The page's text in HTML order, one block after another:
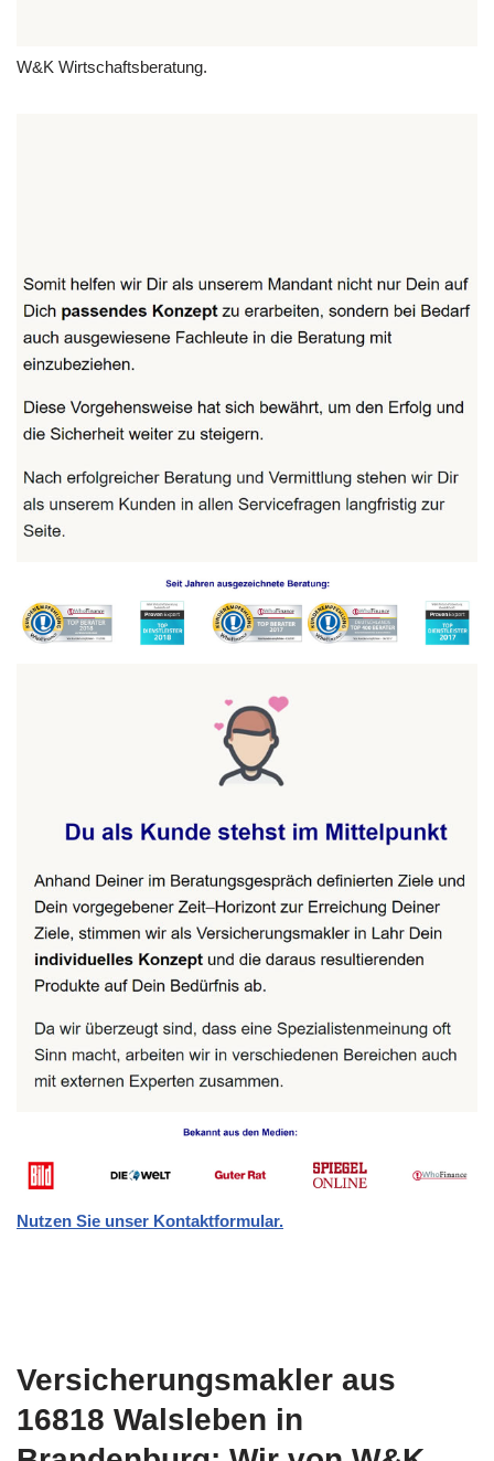
W&K Wirtschaftsberatung.
Nutzen Sie unser Kontaktformular.
Versicherungsmakler aus
16818 Walsleben in